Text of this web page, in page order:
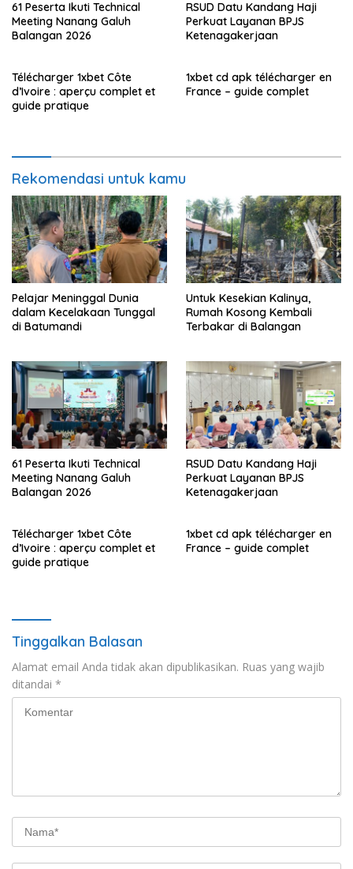
61 Peserta Ikuti Technical
Meeting Nanang Galuh
Balangan 2026
RSUD Datu Kandang Haji
Perkuat Layanan BPJS
Ketenagakerjaan
Télécharger 1xbet Côte
d’Ivoire : aperçu complet et
guide pratique
1xbet cd apk télécharger en
France – guide complet
Rekomendasi untuk kamu
Pelajar Meninggal Dunia
dalam Kecelakaan Tunggal
di Batumandi
Untuk Kesekian Kalinya,
Rumah Kosong Kembali
Terbakar di Balangan
61 Peserta Ikuti Technical
Meeting Nanang Galuh
Balangan 2026
RSUD Datu Kandang Haji
Perkuat Layanan BPJS
Ketenagakerjaan
Télécharger 1xbet Côte
d’Ivoire : aperçu complet et
guide pratique
1xbet cd apk télécharger en
France – guide complet
Tinggalkan Balasan
Alamat email Anda tidak akan dipublikasikan. Ruas yang wajib
ditandai *